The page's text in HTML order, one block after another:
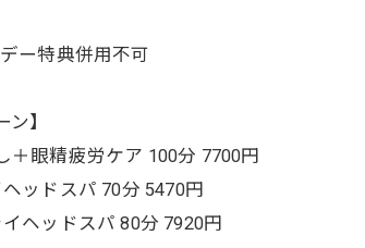
ー特典併用不可
ン】
眼精疲労ケア 100分 7700円
ッドスパ 70分 5470円
ヘッドスパ 80分 7920円